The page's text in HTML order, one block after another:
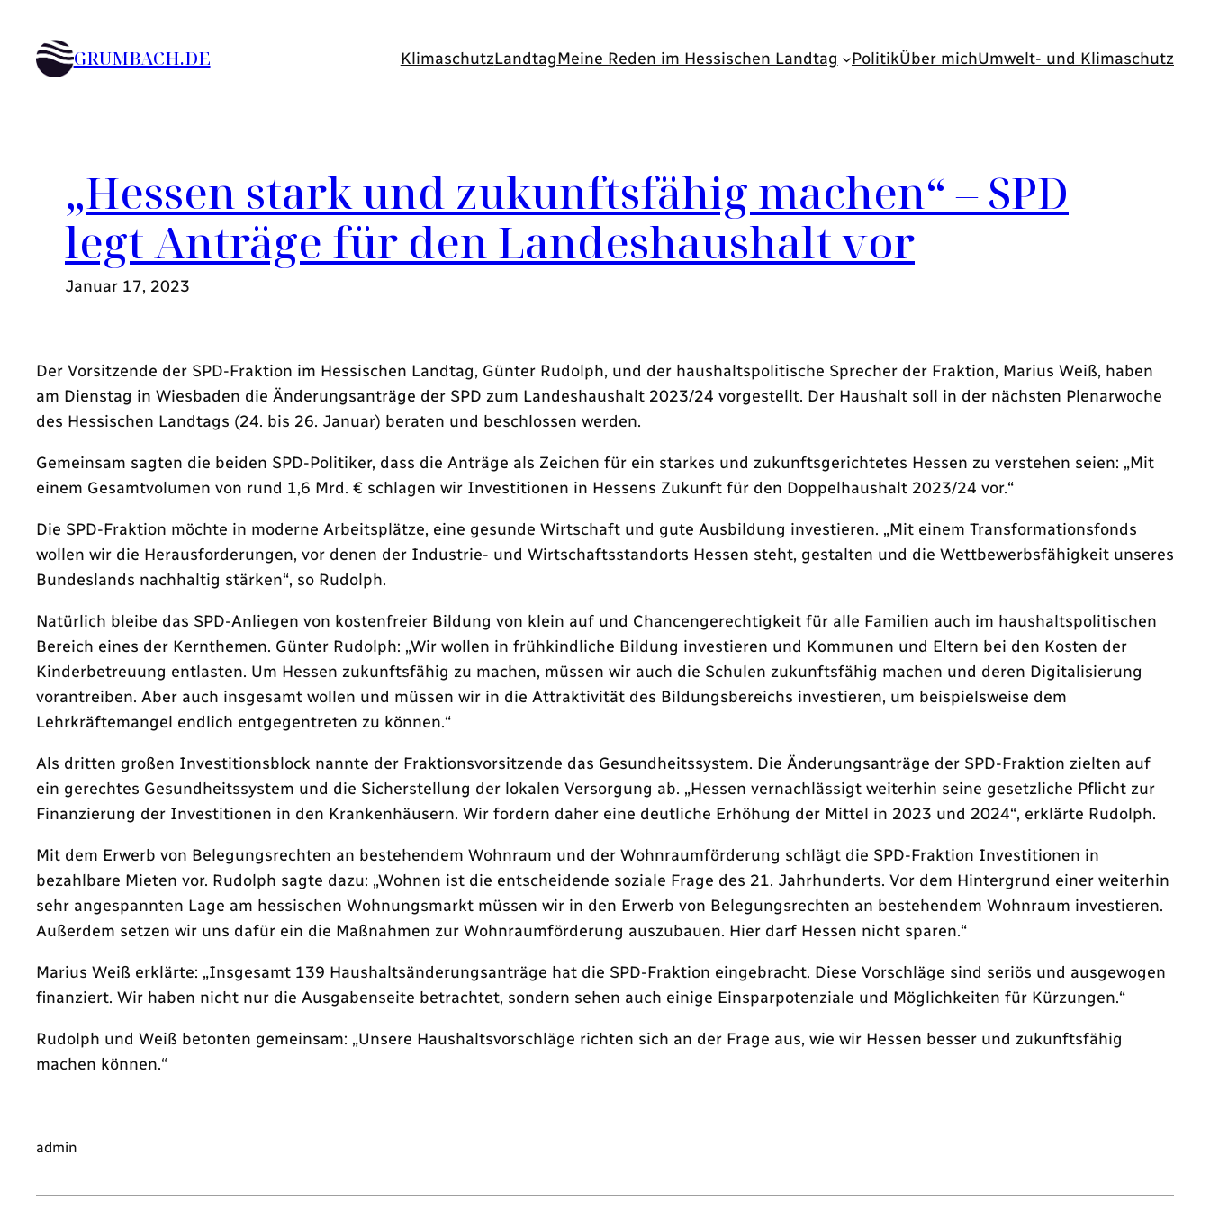
Inhalt
springenGRUMBACH.DE KlimaschutzLandtagMeine Reden im Hessischen Landtag PolitikÜber michUmwelt- und Klimaschutz
„Hessen stark und zukunftsfähig machen“ – SPD
legt Anträge für den Landeshaushalt vor
Januar 17, 2023
Der Vorsitzende der SPD-Fraktion im Hessischen Landtag, Günter Rudolph, und der haushaltspolitische Sprecher der Fraktion, Marius Weiß, haben
am Dienstag in Wiesbaden die Änderungsanträge der SPD zum Landeshaushalt 2023/24 vorgestellt. Der Haushalt soll in der nächsten Plenarwoche
des Hessischen Landtags (24. bis 26. Januar) beraten und beschlossen werden.
Gemeinsam sagten die beiden SPD-Politiker, dass die Anträge als Zeichen für ein starkes und zukunftsgerichtetes Hessen zu verstehen seien: „Mit
einem Gesamtvolumen von rund 1,6 Mrd. € schlagen wir Investitionen in Hessens Zukunft für den Doppelhaushalt 2023/24 vor.“
Die SPD-Fraktion möchte in moderne Arbeitsplätze, eine gesunde Wirtschaft und gute Ausbildung investieren. „Mit einem Transformationsfonds
wollen wir die Herausforderungen, vor denen der Industrie- und Wirtschaftsstandorts Hessen steht, gestalten und die Wettbewerbsfähigkeit unseres
Bundeslands nachhaltig stärken“, so Rudolph.
Natürlich bleibe das SPD-Anliegen von kostenfreier Bildung von klein auf und Chancengerechtigkeit für alle Familien auch im haushaltspolitischen
Bereich eines der Kernthemen. Günter Rudolph: „Wir wollen in frühkindliche Bildung investieren und Kommunen und Eltern bei den Kosten der
Kinderbetreuung entlasten. Um Hessen zukunftsfähig zu machen, müssen wir auch die Schulen zukunftsfähig machen und deren Digitalisierung
vorantreiben. Aber auch insgesamt wollen und müssen wir in die Attraktivität des Bildungsbereichs investieren, um beispielsweise dem
Lehrkräftemangel endlich entgegentreten zu können.“
Als dritten großen Investitionsblock nannte der Fraktionsvorsitzende das Gesundheitssystem. Die Änderungsanträge der SPD-Fraktion zielten auf
ein gerechtes Gesundheitssystem und die Sicherstellung der lokalen Versorgung ab. „Hessen vernachlässigt weiterhin seine gesetzliche Pflicht zur
Finanzierung der Investitionen in den Krankenhäusern. Wir fordern daher eine deutliche Erhöhung der Mittel in 2023 und 2024“, erklärte Rudolph.
Mit dem Erwerb von Belegungsrechten an bestehendem Wohnraum und der Wohnraumförderung schlägt die SPD-Fraktion Investitionen in
bezahlbare Mieten vor. Rudolph sagte dazu: „Wohnen ist die entscheidende soziale Frage des 21. Jahrhunderts. Vor dem Hintergrund einer weiterhin
sehr angespannten Lage am hessischen Wohnungsmarkt müssen wir in den Erwerb von Belegungsrechten an bestehendem Wohnraum investieren.
Außerdem setzen wir uns dafür ein die Maßnahmen zur Wohnraumförderung auszubauen. Hier darf Hessen nicht sparen.“
Marius Weiß erklärte: „Insgesamt 139 Haushaltsänderungsanträge hat die SPD-Fraktion eingebracht. Diese Vorschläge sind seriös und ausgewogen
finanziert. Wir haben nicht nur die Ausgabenseite betrachtet, sondern sehen auch einige Einsparpotenziale und Möglichkeiten für Kürzungen.“
Rudolph und Weiß betonten gemeinsam: „Unsere Haushaltsvorschläge richten sich an der Frage aus, wie wir Hessen besser und zukunftsfähig
machen können.“
admin